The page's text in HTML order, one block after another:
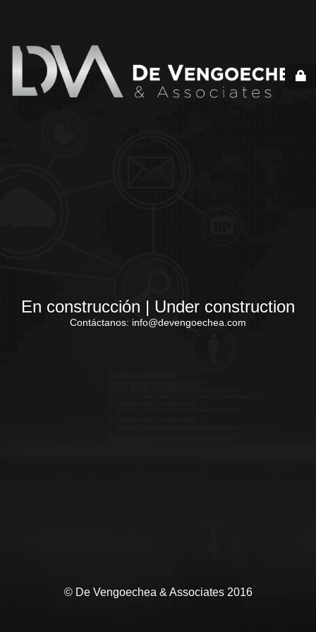
En construcción | Under construction
Contáctanos: info@devengoechea.com
© De Vengoechea & Associates 2016